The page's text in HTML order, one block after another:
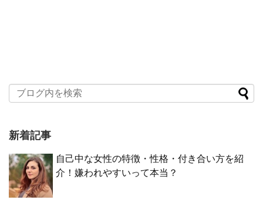
新着記事
自己中な女性の特徴・性格・付き合い方を紹
介！嫌われやすいって本当？